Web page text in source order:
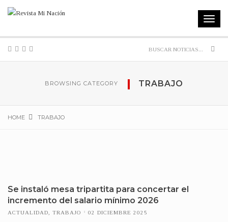
Toggle
BROWSING CATEGORY TRABAJO
HOME TRABAJO
Se instaló mesa tripartita para concertar el
incremento del salario mínimo 2026
ACTUALIDAD TRABAJO 02 DICIEMBRE 2025